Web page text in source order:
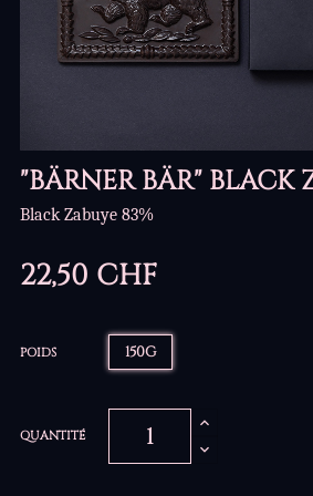
"BÄRNER BÄR" BLACK
Black Zabuye 83%
22,50 CHF
POIDS 150G
QUANTITÉ